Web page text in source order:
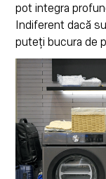
pot integra
Indiferent dacă
puteți bucura de